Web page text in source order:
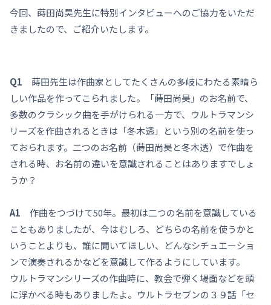
今回、蒔田尚昊先生に特別インタビューへのご協力をいただ
きましたので、ご紹介いたします。
Q1 蒔田先生は作曲家としてたくさんの多岐にわたる素晴ら
しい作品を作ってこられました。「蒔田尚昊」のお名前で、
多数のクラシック曲を手がけられる一方で、ウルトラマンシ
リーズを作曲されるときは「冬木透」という別の名前を使っ
ておられます。二つのお名前（蒔田尚昊と冬木透）で作曲を
される時、お名前の違いを意識されることはありますでしょ
うか？
A1 作曲をつづけて50年。最初は二つの名前を意識している
こともありましたが、今はむしろ、どちらの名前を使うかと
いうことよりも、誰に聞いてほしい、どんなシチュエーショ
ンで演奏されるかなどを意識して作るようにしています。
ウルトラマンシリーズの作曲時に、教会で弾く場面などを頭
に浮かべる時もありましたよ。ウルトラセブンの３９話「セ